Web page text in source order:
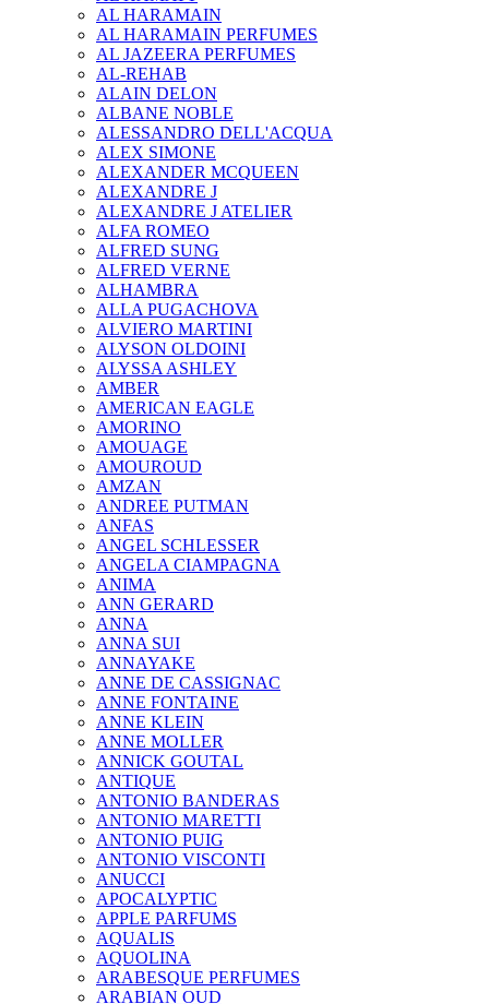
AL HARAMAIN
AL HARAMAIN PERFUMES
AL JAZEERA PERFUMES
AL-REHAB
ALAIN DELON
ALBANE NOBLE
ALESSANDRO DELL'ACQUA
ALEX SIMONE
ALEXANDER MCQUEEN
ALEXANDRE J
ALEXANDRE J ATELIER
ALFA ROMEO
ALFRED SUNG
ALFRED VERNE
ALHAMBRA
ALLA PUGACHOVA
ALVIERO MARTINI
ALYSON OLDOINI
ALYSSA ASHLEY
AMBER
AMERICAN EAGLE
AMORINO
AMOUAGE
AMOUROUD
AMZAN
ANDREE PUTMAN
ANFAS
ANGEL SCHLESSER
ANGELA CIAMPAGNA
ANIMA
ANN GERARD
ANNA
ANNA SUI
ANNAYAKE
ANNE DE CASSIGNAC
ANNE FONTAINE
ANNE KLEIN
ANNE MOLLER
ANNICK GOUTAL
ANTIQUE
ANTONIO BANDERAS
ANTONIO MARETTI
ANTONIO PUIG
ANTONIO VISCONTI
ANUCCI
APOCALYPTIC
APPLE PARFUMS
AQUALIS
AQUOLINA
ARABESQUE PERFUMES
ARABIAN OUD